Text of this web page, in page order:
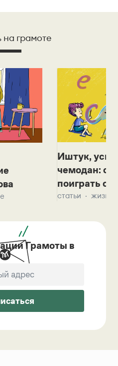
на грамоте
Иштук,
чемодан:
поиграть с
статьи жизнь
Грамоты в